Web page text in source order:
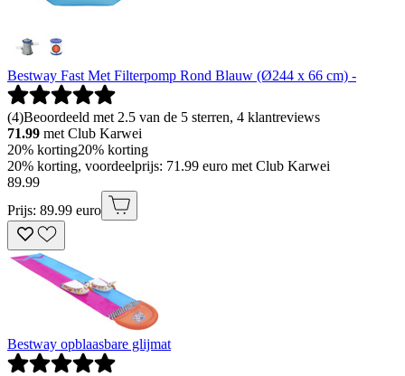
Bestway Fast Met Filterpomp Rond Blauw (Ø244 x 66 cm) -
(4)Beoordeeld met 2.5 van de 5 sterren, 4 klantreviews
71.99 met Club Karwei
20% korting20% korting
20% korting, voordeelprijs: 71.99 euro met Club Karwei
89.99
Prijs: 89.99 euro
Bestway opblaasbare glijmat